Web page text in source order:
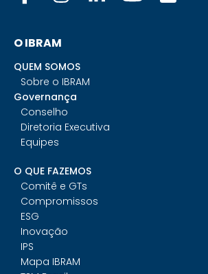
O IBRAM
QUEM SOMOS
Sobre o IBRAM
Governança
Conselho
Diretoria Executiva
Equipes
O QUE FAZEMOS
Comitê e GTs
Compromissos
ESG
Inovação
IPS
Mapa IBRAM